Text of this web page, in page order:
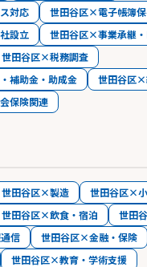
対応
世田谷区×電子帳簿
設立
世田谷区×事業承継
世田谷区×税務調査
補助金・助成金
世田谷区×
保険関連
世田谷区×製造
世田谷区×
世田谷区×飲食・宿泊
世田
信
世田谷区×金融・保険
世田谷区×教育・学術支援